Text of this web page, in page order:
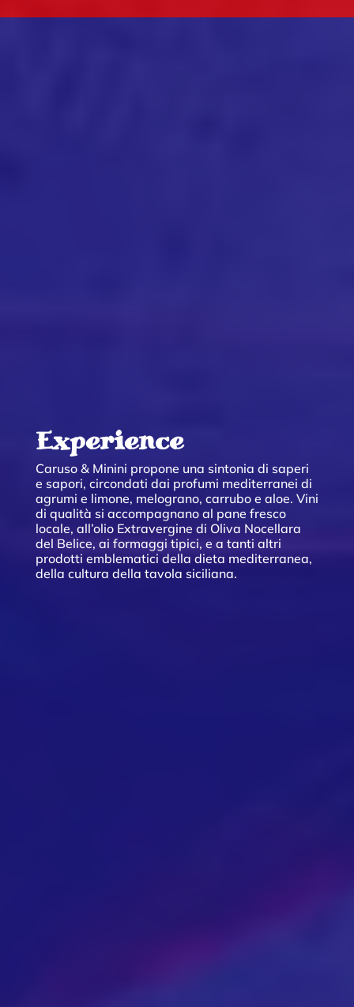
Experience
Caruso & Minini propone una sintonia di saperi
e sapori, circondati dai profumi mediterranei di
agrumi e limone, melograno, carrubo e aloe. Vini
di qualità si accompagnano al pane fresco
locale, all’olio Extravergine di Oliva Nocellara
del Belice, ai formaggi tipici, e a tanti altri
prodotti emblematici della dieta mediterranea,
della cultura della tavola siciliana.